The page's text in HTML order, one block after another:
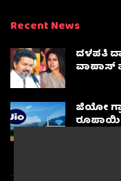
Recent News
ದಳಪತಿ
ವಾಪಾಸ್‌
ಜಿಯೋ